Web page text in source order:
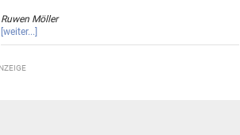
Ruwen Möller
[weiter...]